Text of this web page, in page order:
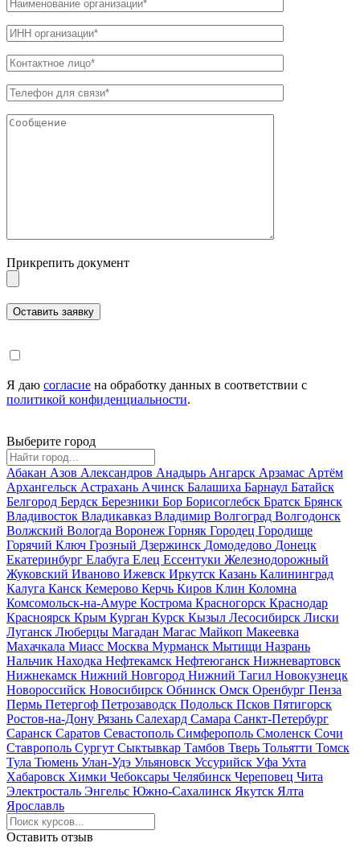
Прикрепить документ
Я даю согласие на обработку данных в соответствии с
политикой конфиденциальности.
Выберите город
Абакан Азов Александров Анадырь Ангарск Арзамас Артём
Архангельск Астрахань Ачинск Балашиха Барнаул Батайск
Белгород Бердск Березники Бор Борисоглебск Братск Брянск
Владивосток Владикавказ Владимир Волгоград Волгодонск
Волжский Вологда Воронеж Горняк Городец Городище
Горячий Ключ Грозный Дзержинск Домодедово Донецк
Екатеринбург Елабуга Елец Ессентуки Железнодорожный
Жуковский Иваново Ижевск Иркутск Казань Калининград
Калуга Канск Кемерово Керчь Киров Клин Коломна
Комсомольск-на-Амуре Кострома Красногорск Краснодар
Красноярск Крым Курган Курск Кызыл Лесосибирск Лиски
Луганск Люберцы Магадан Магас Майкоп Макеевка
Махачкала Миасс Москва Мурманск Мытищи Назрань
Нальчик Находка Нефтекамск Нефтеюганск Нижневартовск
Нижнекамск Нижний Новгород Нижний Тагил Новокузнецк
Новороссийск Новосибирск Обнинск Омск Оренбург Пенза
Пермь Петергоф Петрозаводск Подольск Псков Пятигорск
Ростов-на-Дону Рязань Салехард Самара Санкт-Петербург
Саранск Саратов Севастополь Симферополь Смоленск Сочи
Ставрополь Сургут Сыктывкар Тамбов Тверь Тольятти Томск
Тула Тюмень Улан-Удэ Ульяновск Уссурийск Уфа Ухта
Хабаровск Химки Чебоксары Челябинск Череповец Чита
Электросталь Энгельс Южно-Сахалинск Якутск Ялта
Ярославль
Оставить отзыв